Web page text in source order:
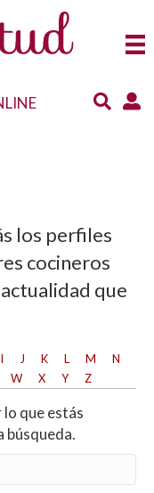
los perfiles
cocineros
que
I J K L M
N
W X Y Z
que estás
búsqueda.